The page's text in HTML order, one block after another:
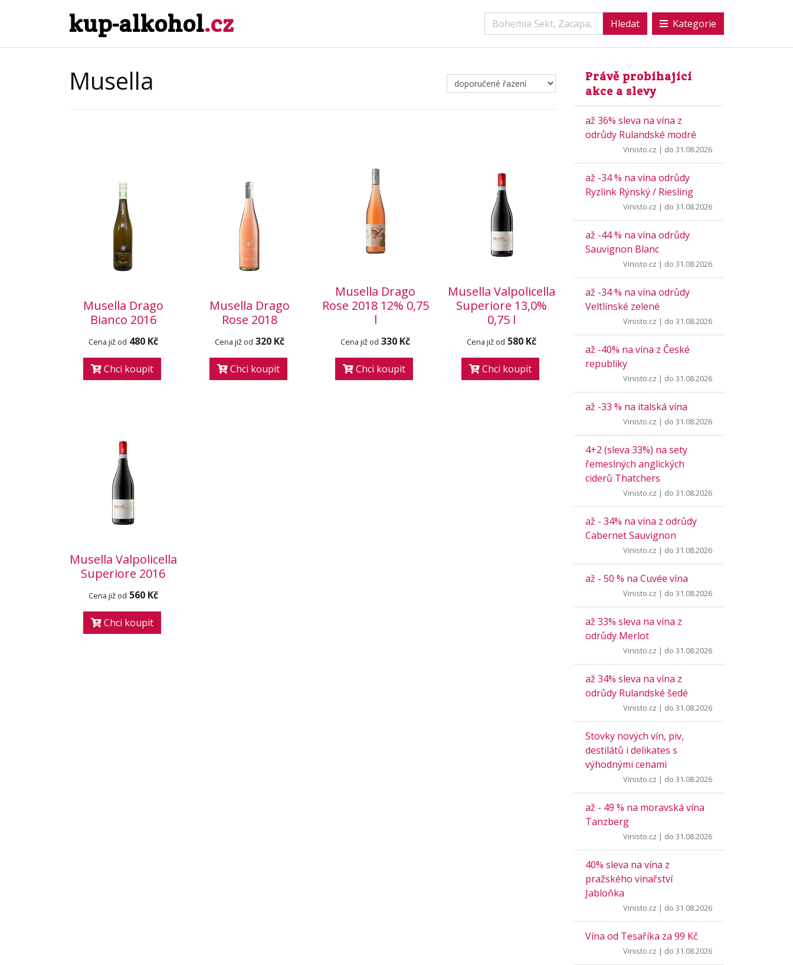
kup-alkohol.cz Kategorie
Musella
Musella Drago
Bianco 2016
Cena již od 480 Kč
Chci koupit
Musella Drago
Rose 2018
Cena již od 320 Kč
Chci koupit
Musella Drago
Rose 2018 12% 0,75
l
Cena již od 330 Kč
Chci koupit
Musella Valpolicella
Superiore 13,0%
0,75 l
Cena již od 580 Kč
Chci koupit
Musella Valpolicella
Superiore 2016
Cena již od 560 Kč
Chci koupit
Právě probíhající
akce a slevy
až 36% sleva na vína z
odrůdy Rulandské modré
Vinisto.cz | do 31.08.2026
až -34 % na vína odrůdy
Ryzlink Rýnský / Riesling
Vinisto.cz | do 31.08.2026
až -44 % na vína odrůdy
Sauvignon Blanc
Vinisto.cz | do 31.08.2026
až -34 % na vína odrůdy
Veltlínské zelené
Vinisto.cz | do 31.08.2026
až -40% na vína z České
republiky
Vinisto.cz | do 31.08.2026
až -33 % na italská vína
Vinisto.cz | do 31.08.2026
4+2 (sleva 33%) na sety
řemeslných anglických
ciderů Thatchers
Vinisto.cz | do 31.08.2026
až - 34% na vína z odrůdy
Cabernet Sauvignon
Vinisto.cz | do 31.08.2026
až - 50 % na Cuvée vína
Vinisto.cz | do 31.08.2026
až 33% sleva na vína z
odrůdy Merlot
Vinisto.cz | do 31.08.2026
až 34% sleva na vína z
odrůdy Rulandské šedé
Vinisto.cz | do 31.08.2026
Stovky nových vín, piv,
destilátů i delikates s
výhodnými cenami
Vinisto.cz | do 31.08.2026
až - 49 % na moravská vína
Tanzberg
Vinisto.cz | do 31.08.2026
40% sleva na vína z
pražského vinařství
Jabloňka
Vinisto.cz | do 31.08.2026
Vína od Tesaříka za 99 Kč
Vinisto.cz | do 31.08.2026